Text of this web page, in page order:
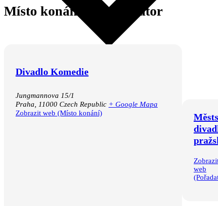
Kalendář Google
Outlook Live
Místo konání a organizátor
Divadlo Komedie
Jungmannova 15/1
Praha, 11000 Czech Republic + Google Mapa
Zobrazit web (Místo konání)
web